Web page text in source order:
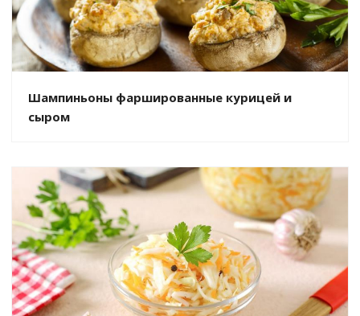
Шампиньоны фаршированные курицей и
сыром